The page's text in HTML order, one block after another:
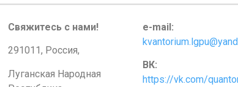
Свяжитесь с нами!
291011, Россия,
Луганская Народная
e-mail:
ВК:
https://vk.com/